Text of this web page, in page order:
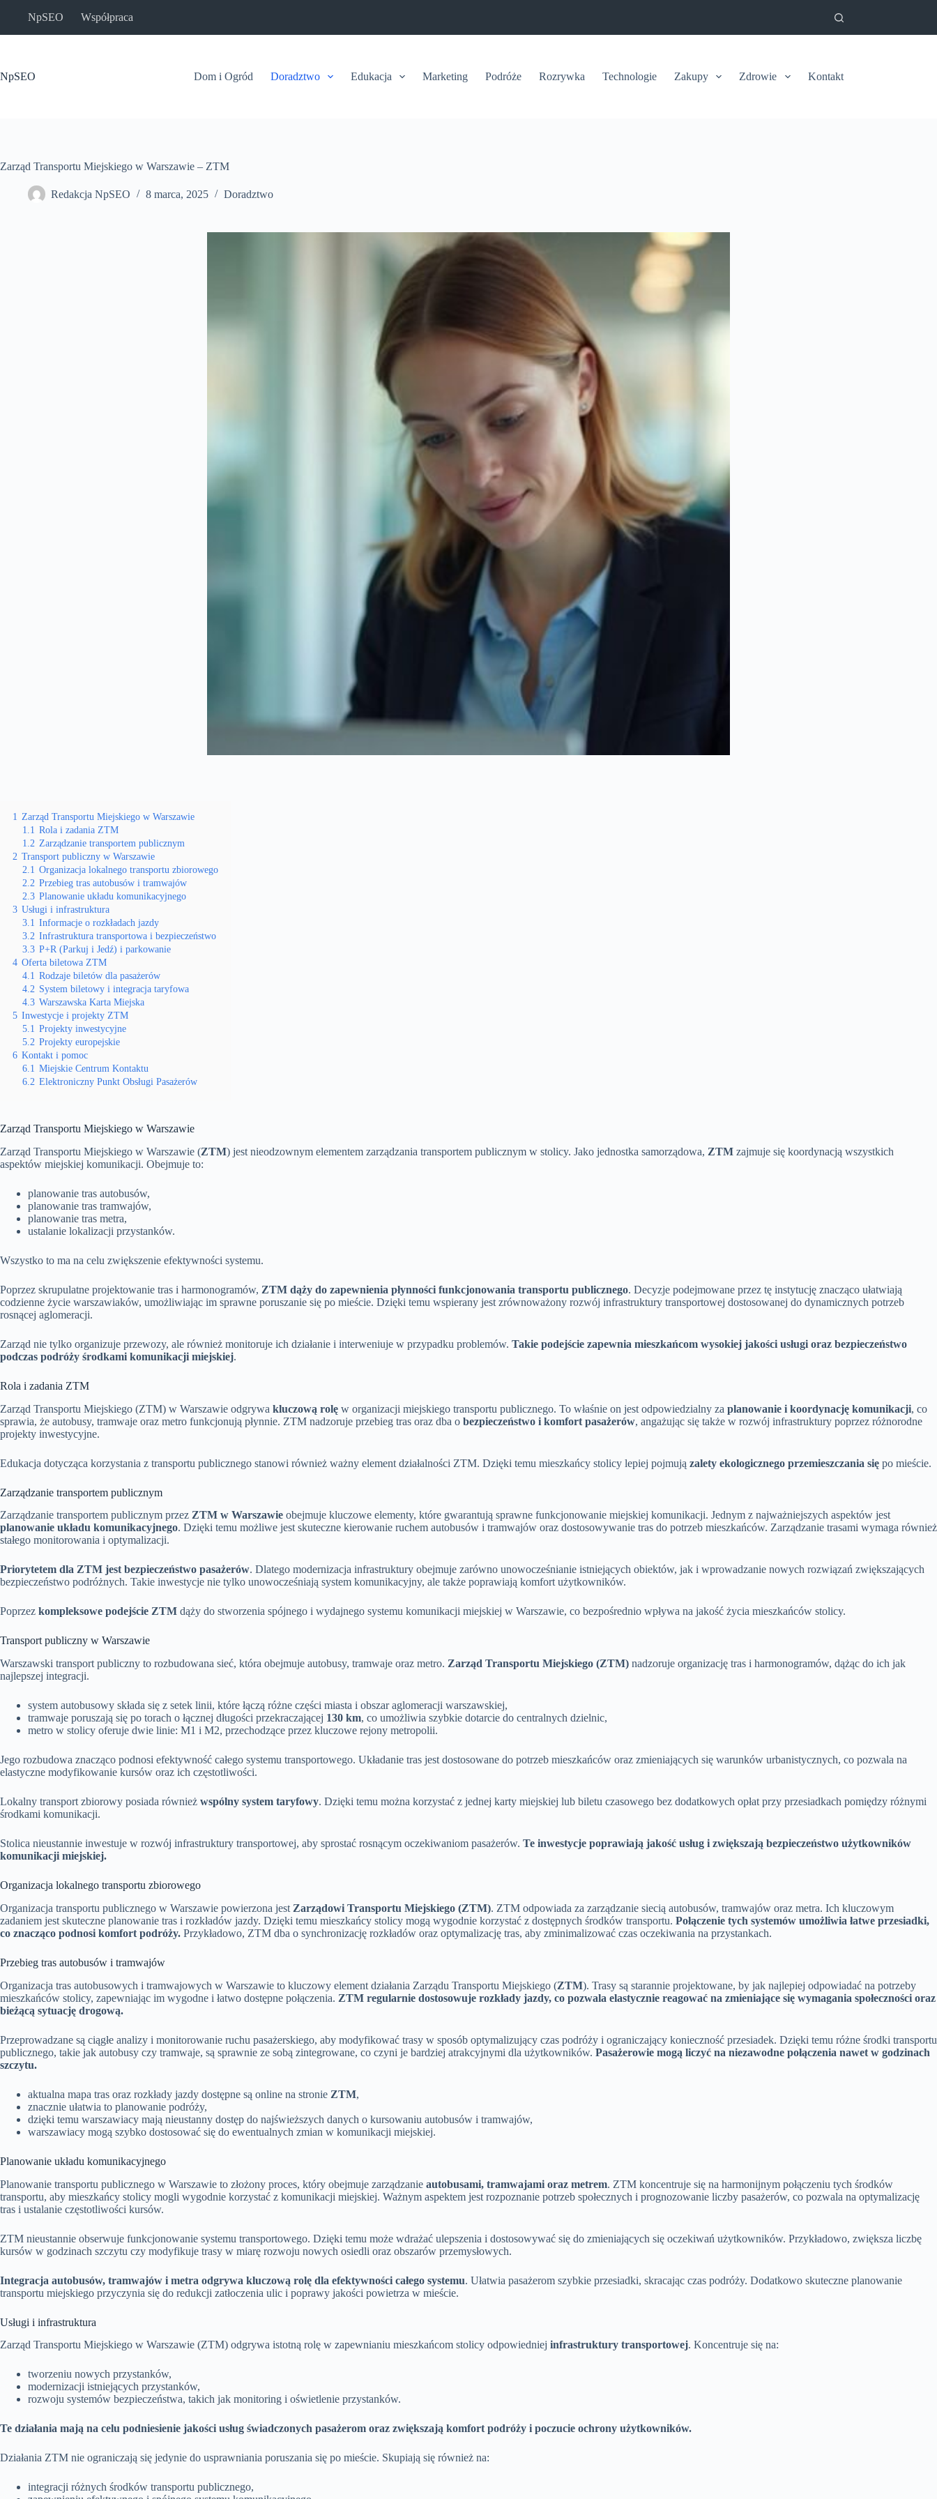
NpSEO Współpraca
NpSEO Dom i Ogród Doradztwo Edukacja Marketing Podróże Rozrywka Technologie Zakupy Zdrowie Kontakt
Zarząd Transportu Miejskiego w Warszawie – ZTM
Redakcja NpSEO 8 marca, 2025 Doradztwo
1 Zarząd Transportu Miejskiego w Warszawie
1.1 Rola i zadania ZTM
1.2 Zarządzanie transportem publicznym
2 Transport publiczny w Warszawie
2.1 Organizacja lokalnego transportu zbiorowego
2.2 Przebieg tras autobusów i tramwajów
2.3 Planowanie układu komunikacyjnego
3 Usługi i infrastruktura
3.1 Informacje o rozkładach jazdy
3.2 Infrastruktura transportowa i bezpieczeństwo
3.3 P+R (Parkuj i Jedź) i parkowanie
4 Oferta biletowa ZTM
4.1 Rodzaje biletów dla pasażerów
4.2 System biletowy i integracja taryfowa
4.3 Warszawska Karta Miejska
5 Inwestycje i projekty ZTM
5.1 Projekty inwestycyjne
5.2 Projekty europejskie
6 Kontakt i pomoc
6.1 Miejskie Centrum Kontaktu
6.2 Elektroniczny Punkt Obsługi Pasażerów
Zarząd Transportu Miejskiego w Warszawie
Zarząd Transportu Miejskiego w Warszawie (ZTM) jest nieodzownym elementem zarządzania transportem publicznym w stolicy. Jako jednostka samorządowa, ZTM zajmuje się koordynacją wszystkich
aspektów miejskiej komunikacji. Obejmuje to:
planowanie tras autobusów,
planowanie tras tramwajów,
planowanie tras metra,
ustalanie lokalizacji przystanków.
Wszystko to ma na celu zwiększenie efektywności systemu.
Poprzez skrupulatne projektowanie tras i harmonogramów, ZTM dąży do zapewnienia płynności funkcjonowania transportu publicznego. Decyzje podejmowane przez tę instytucję znacząco ułatwiają
codzienne życie warszawiaków, umożliwiając im sprawne poruszanie się po mieście. Dzięki temu wspierany jest zrównoważony rozwój infrastruktury transportowej dostosowanej do dynamicznych potrzeb
rosnącej aglomeracji.
Zarząd nie tylko organizuje przewozy, ale również monitoruje ich działanie i interweniuje w przypadku problemów. Takie podejście zapewnia mieszkańcom wysokiej jakości usługi oraz bezpieczeństwo
podczas podróży środkami komunikacji miejskiej.
Rola i zadania ZTM
Zarząd Transportu Miejskiego (ZTM) w Warszawie odgrywa kluczową rolę w organizacji miejskiego transportu publicznego. To właśnie on jest odpowiedzialny za planowanie i koordynację komunikacji, co
sprawia, że autobusy, tramwaje oraz metro funkcjonują płynnie. ZTM nadzoruje przebieg tras oraz dba o bezpieczeństwo i komfort pasażerów, angażując się także w rozwój infrastruktury poprzez różnorodne
projekty inwestycyjne.
Edukacja dotycząca korzystania z transportu publicznego stanowi również ważny element działalności ZTM. Dzięki temu mieszkańcy stolicy lepiej pojmują zalety ekologicznego przemieszczania się po mieście.
Zarządzanie transportem publicznym
Zarządzanie transportem publicznym przez ZTM w Warszawie obejmuje kluczowe elementy, które gwarantują sprawne funkcjonowanie miejskiej komunikacji. Jednym z najważniejszych aspektów jest
planowanie układu komunikacyjnego. Dzięki temu możliwe jest skuteczne kierowanie ruchem autobusów i tramwajów oraz dostosowywanie tras do potrzeb mieszkańców. Zarządzanie trasami wymaga również
stałego monitorowania i optymalizacji.
Priorytetem dla ZTM jest bezpieczeństwo pasażerów. Dlatego modernizacja infrastruktury obejmuje zarówno unowocześnianie istniejących obiektów, jak i wprowadzanie nowych rozwiązań zwiększających
bezpieczeństwo podróżnych. Takie inwestycje nie tylko unowocześniają system komunikacyjny, ale także poprawiają komfort użytkowników.
Poprzez kompleksowe podejście ZTM dąży do stworzenia spójnego i wydajnego systemu komunikacji miejskiej w Warszawie, co bezpośrednio wpływa na jakość życia mieszkańców stolicy.
Transport publiczny w Warszawie
Warszawski transport publiczny to rozbudowana sieć, która obejmuje autobusy, tramwaje oraz metro. Zarząd Transportu Miejskiego (ZTM) nadzoruje organizację tras i harmonogramów, dążąc do ich jak
najlepszej integracji.
system autobusowy składa się z setek linii, które łączą różne części miasta i obszar aglomeracji warszawskiej,
tramwaje poruszają się po torach o łącznej długości przekraczającej 130 km, co umożliwia szybkie dotarcie do centralnych dzielnic,
metro w stolicy oferuje dwie linie: M1 i M2, przechodzące przez kluczowe rejony metropolii.
Jego rozbudowa znacząco podnosi efektywność całego systemu transportowego. Układanie tras jest dostosowane do potrzeb mieszkańców oraz zmieniających się warunków urbanistycznych, co pozwala na
elastyczne modyfikowanie kursów oraz ich częstotliwości.
Lokalny transport zbiorowy posiada również wspólny system taryfowy. Dzięki temu można korzystać z jednej karty miejskiej lub biletu czasowego bez dodatkowych opłat przy przesiadkach pomiędzy różnymi
środkami komunikacji.
Stolica nieustannie inwestuje w rozwój infrastruktury transportowej, aby sprostać rosnącym oczekiwaniom pasażerów. Te inwestycje poprawiają jakość usług i zwiększają bezpieczeństwo użytkowników
komunikacji miejskiej.
Organizacja lokalnego transportu zbiorowego
Organizacja transportu publicznego w Warszawie powierzona jest Zarządowi Transportu Miejskiego (ZTM). ZTM odpowiada za zarządzanie siecią autobusów, tramwajów oraz metra. Ich kluczowym
zadaniem jest skuteczne planowanie tras i rozkładów jazdy. Dzięki temu mieszkańcy stolicy mogą wygodnie korzystać z dostępnych środków transportu. Połączenie tych systemów umożliwia łatwe przesiadki,
co znacząco podnosi komfort podróży. Przykładowo, ZTM dba o synchronizację rozkładów oraz optymalizację tras, aby zminimalizować czas oczekiwania na przystankach.
Przebieg tras autobusów i tramwajów
Organizacja tras autobusowych i tramwajowych w Warszawie to kluczowy element działania Zarządu Transportu Miejskiego (ZTM). Trasy są starannie projektowane, by jak najlepiej odpowiadać na potrzeby
mieszkańców stolicy, zapewniając im wygodne i łatwo dostępne połączenia. ZTM regularnie dostosowuje rozkłady jazdy, co pozwala elastycznie reagować na zmieniające się wymagania społeczności oraz
bieżącą sytuację drogową.
Przeprowadzane są ciągłe analizy i monitorowanie ruchu pasażerskiego, aby modyfikować trasy w sposób optymalizujący czas podróży i ograniczający konieczność przesiadek. Dzięki temu różne środki transportu
publicznego, takie jak autobusy czy tramwaje, są sprawnie ze sobą zintegrowane, co czyni je bardziej atrakcyjnymi dla użytkowników. Pasażerowie mogą liczyć na niezawodne połączenia nawet w godzinach
szczytu.
aktualna mapa tras oraz rozkłady jazdy dostępne są online na stronie ZTM,
znacznie ułatwia to planowanie podróży,
dzięki temu warszawiacy mają nieustanny dostęp do najświeższych danych o kursowaniu autobusów i tramwajów,
warszawiacy mogą szybko dostosować się do ewentualnych zmian w komunikacji miejskiej.
Planowanie układu komunikacyjnego
Planowanie transportu publicznego w Warszawie to złożony proces, który obejmuje zarządzanie autobusami, tramwajami oraz metrem. ZTM koncentruje się na harmonijnym połączeniu tych środków
transportu, aby mieszkańcy stolicy mogli wygodnie korzystać z komunikacji miejskiej. Ważnym aspektem jest rozpoznanie potrzeb społecznych i prognozowanie liczby pasażerów, co pozwala na optymalizację
tras i ustalanie częstotliwości kursów.
ZTM nieustannie obserwuje funkcjonowanie systemu transportowego. Dzięki temu może wdrażać ulepszenia i dostosowywać się do zmieniających się oczekiwań użytkowników. Przykładowo, zwiększa liczbę
kursów w godzinach szczytu czy modyfikuje trasy w miarę rozwoju nowych osiedli oraz obszarów przemysłowych.
Integracja autobusów, tramwajów i metra odgrywa kluczową rolę dla efektywności całego systemu. Ułatwia pasażerom szybkie przesiadki, skracając czas podróży. Dodatkowo skuteczne planowanie
transportu miejskiego przyczynia się do redukcji zatłoczenia ulic i poprawy jakości powietrza w mieście.
Usługi i infrastruktura
Zarząd Transportu Miejskiego w Warszawie (ZTM) odgrywa istotną rolę w zapewnianiu mieszkańcom stolicy odpowiedniej infrastruktury transportowej. Koncentruje się na:
tworzeniu nowych przystanków,
modernizacji istniejących przystanków,
rozwoju systemów bezpieczeństwa, takich jak monitoring i oświetlenie przystanków.
Te działania mają na celu podniesienie jakości usług świadczonych pasażerom oraz zwiększają komfort podróży i poczucie ochrony użytkowników.
Działania ZTM nie ograniczają się jedynie do usprawniania poruszania się po mieście. Skupiają się również na:
integracji różnych środków transportu publicznego,